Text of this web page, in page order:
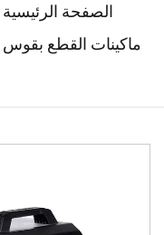
الصفحة الرئيسية
ماكينات القطع بقوس